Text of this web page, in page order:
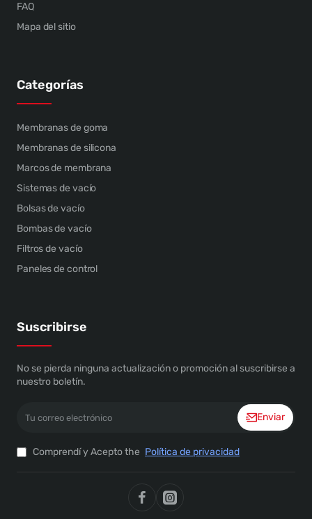
FAQ
Mapa del sitio
Categorías
Membranas de goma
Membranas de silicona
Marcos de membrana
Sistemas de vacío
Bolsas de vacío
Bombas de vacío
Filtros de vacío
Paneles de control
Suscribirse
No se pierda ninguna actualización o promoción al suscribirse a
nuestro boletín.
correo
Enviar
Comprendí y Acepto the Política de privacidad